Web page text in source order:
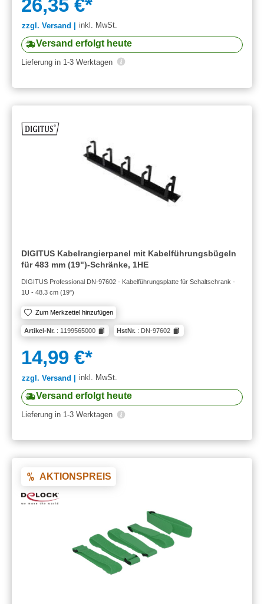
26,35 €*
zzgl. Versand | inkl. MwSt.
Versand erfolgt heute
Lieferung in 1-3 Werktagen
DIGITUS Kabelrangierpanel mit Kabelführungsbügeln
für 483 mm (19")-Schränke, 1HE
DIGITUS Professional DN-97602 - Kabelführungsplatte für Schaltschrank -
1U - 48.3 cm (19")
Zum Merkzettel hinzufügen
Artikel-Nr. : 1199565000 HstNr. : DN-97602
14,99 €*
zzgl. Versand | inkl. MwSt.
Versand erfolgt heute
Lieferung in 1-3 Werktagen
AKTIONSPREIS